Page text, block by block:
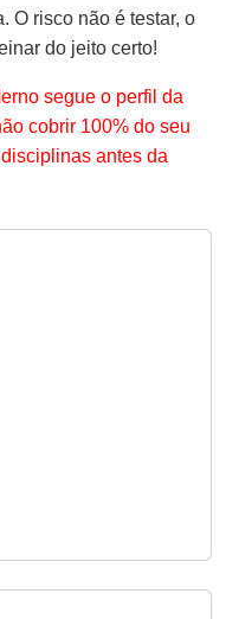
O risco não é testar, o
do jeito certo!
segue o perfil da
cobrir 100% do seu
antes da